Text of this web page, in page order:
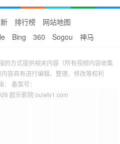
排行榜
网站地图
Bing 360 Sogou 神马
的方式提供相关内容（所有视频内容收集
容具有进行编辑、整理、修改等权利
： 备案号：
欧乐影院 ouletv1.com